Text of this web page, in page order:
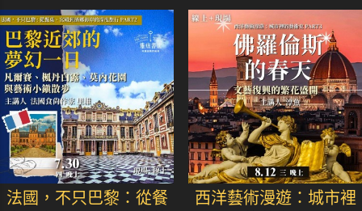
法國，不只巴黎：從餐
西洋藝術漫遊：城市裡